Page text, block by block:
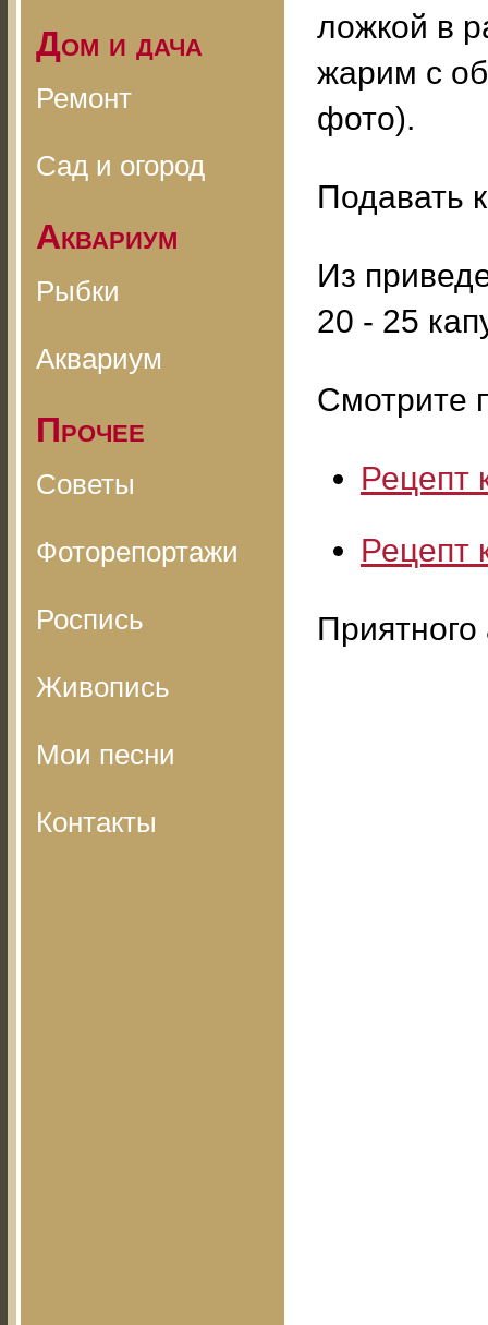
Дом и дача
Ремонт
Сад и огород
Аквариум
Рыбки
Аквариум
Прочее
Советы
Фоторепортажи
Роспись
Живопись
Мои песни
Контакты
ложкой в
жарим с
фото).
Подавать
Из
20 - 25
Смотрите
Рецепт
Рецепт
Приятного